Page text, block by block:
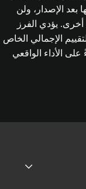
بعد الإصدار، ولن
يؤدي الفرز
الإجمالي الخاص
الأداء الواقعي